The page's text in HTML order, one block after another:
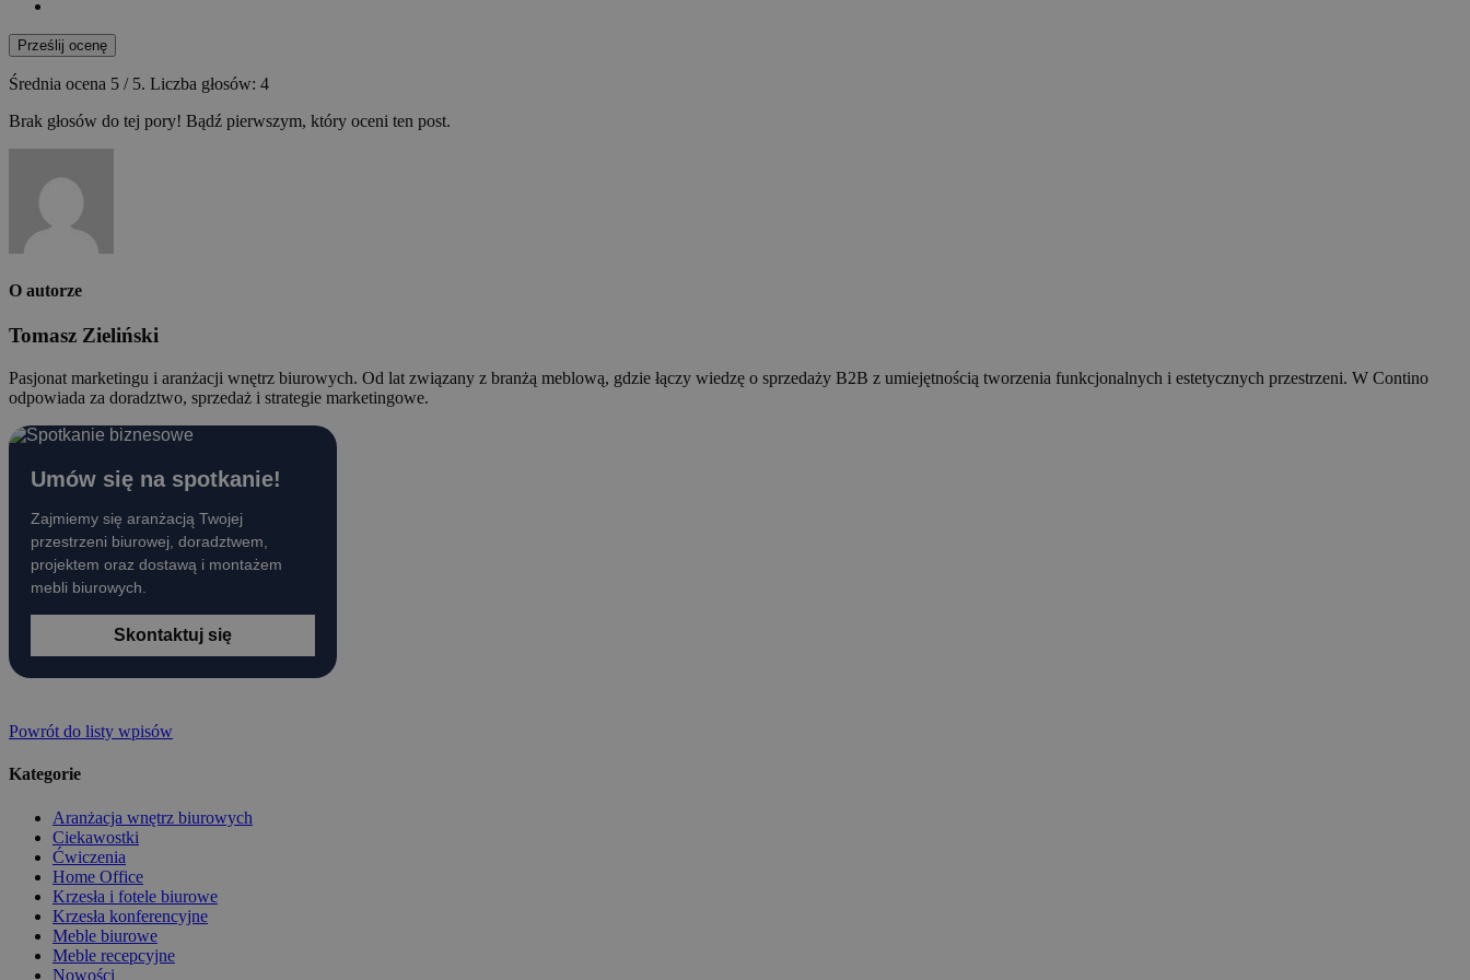
Prześlij ocenę
Średnia ocena 5 / 5. Liczba głosów: 4
Brak głosów do tej pory! Bądź pierwszym, który oceni ten post.
O autorze
Tomasz Zieliński
Pasjonat marketingu i aranżacji wnętrz biurowych. Od lat związany z branżą meblową, gdzie łączy wiedzę o sprzedaży B2B z umiejętnością tworzenia funkcjonalnych i estetycznych przestrzeni. W Contino
odpowiada za doradztwo, sprzedaż i strategie marketingowe.
Umów się na spotkanie!
Zajmiemy się aranżacją Twojej
przestrzeni biurowej, doradztwem,
projektem oraz dostawą i montażem
mebli biurowych.
Skontaktuj się
Powrót do listy wpisów
Kategorie
Aranżacja wnętrz biurowych
Ciekawostki
Ćwiczenia
Home Office
Krzesła i fotele biurowe
Krzesła konferencyjne
Meble biurowe
Meble recepcyjne
Nowości